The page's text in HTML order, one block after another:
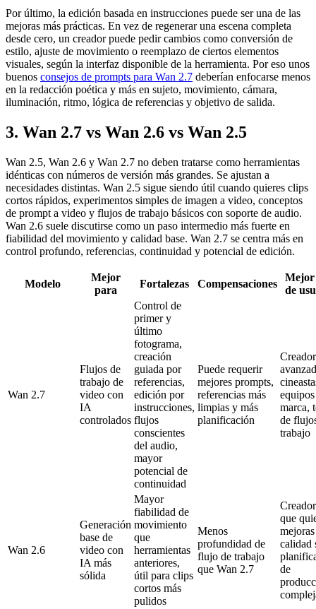
Por último, la edición basada en instrucciones puede ser una de las
mejoras más prácticas. En vez de regenerar una escena completa
desde cero, un creador puede pedir cambios como conversión de
estilo, ajuste de movimiento o reemplazo de ciertos elementos
visuales, según la interfaz disponible de la herramienta. Por eso unos
buenos consejos de prompts para Wan 2.7 deberían enfocarse menos
en la redacción poética y más en sujeto, movimiento, cámara,
iluminación, ritmo, lógica de referencias y objetivo de salida.
3. Wan 2.7 vs Wan 2.6 vs Wan 2.5
Wan 2.5, Wan 2.6 y Wan 2.7 no deben tratarse como herramientas
idénticas con números de versión más grandes. Se ajustan a
necesidades distintas. Wan 2.5 sigue siendo útil cuando quieres clips
cortos rápidos, experimentos simples de imagen a video, conceptos
de prompt a video y flujos de trabajo básicos con soporte de audio.
Wan 2.6 suele discutirse como un paso intermedio más fuerte en
fiabilidad del movimiento y calidad base. Wan 2.7 se centra más en
control profundo, referencias, continuidad y potencial de edición.
Modelo
Mejor
para
Fortalezas Compensaciones
Mejor
de
Wan 2.7
Flujos de
trabajo de
video con
IA
controlados
Control de
primer y
último
fotograma,
creación
guiada por
referencias,
edición por
instrucciones,
flujos
conscientes
del audio,
mayor
potencial de
continuidad
Puede requerir
mejores prompts,
referencias más
limpias y más
planificación
marca,
de
trabajo
Wan 2.6
Generación
base de
video con
IA más
sólida
Mayor
fiabilidad de
movimiento
que
herramientas
anteriores,
útil para clips
cortos más
pulidos
Menos
profundidad de
flujo de trabajo
que Wan 2.7
que
calidad
de